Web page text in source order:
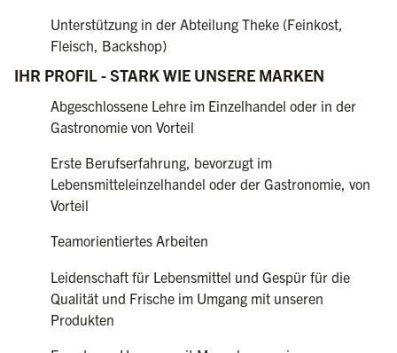
Unterstützung in der Abteilung Theke (Feinkost,
Fleisch, Backshop)
IHR PROFIL - STARK WIE UNSERE MARKEN
Abgeschlossene Lehre im Einzelhandel oder in der
Gastronomie von Vorteil
Erste Berufserfahrung, bevorzugt im
Lebensmitteleinzelhandel oder der Gastronomie, von
Vorteil
Teamorientiertes Arbeiten
Leidenschaft für Lebensmittel und Gespür für die
Qualität und Frische im Umgang mit unseren
Produkten